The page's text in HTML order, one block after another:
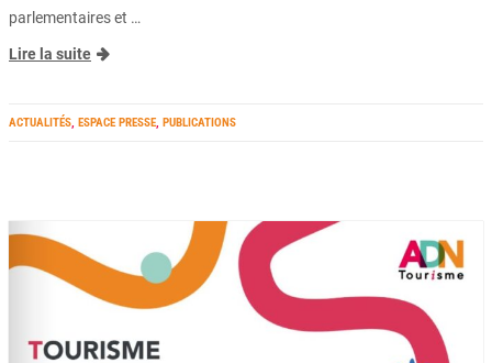
parlementaires et …
Lire la suite
ACTUALITÉS, ESPACE PRESSE, PUBLICATIONS